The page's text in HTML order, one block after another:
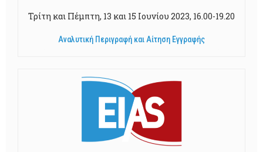
Τρίτη και Πέμπτη, 13 και 15 Ιουνίου 2023, 16.00-19.20
Αναλυτική Περιγραφή και Αίτηση Εγγραφής